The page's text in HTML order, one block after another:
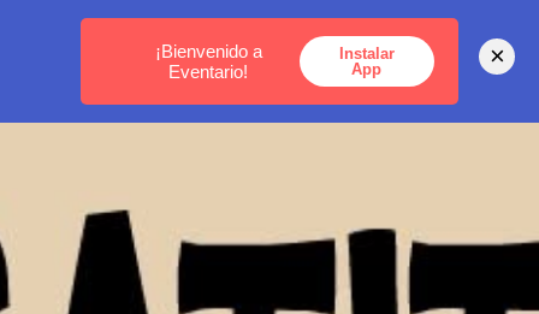
MEDELLÍN - BOGOTÁ - CARTAGENA
¡Bienvenido a
Eventario!
Instalar
App
×